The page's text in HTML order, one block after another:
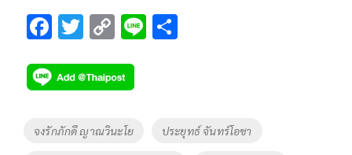
F
e
b
o
T
tt
er
C
p
y
Li
Li
Tags
จงรักภักดี ญาณวินะโย ประยุทธ์ จันทร์โอชา